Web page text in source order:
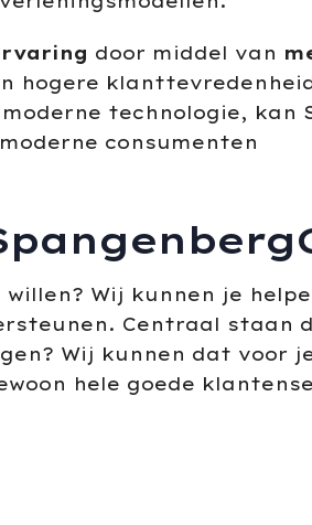
door middel van
hogere
technologie, kan
consumenten
Wij kunnen je
Centraal staan
Wij kunnen dat voor
hele goede